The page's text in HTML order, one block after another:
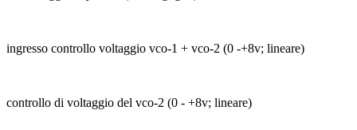
ingresso controllo voltaggio vco-1 + vco-2 (0 -+8v; lineare)
controllo di voltaggio del vco-2 (0 - +8v; lineare)